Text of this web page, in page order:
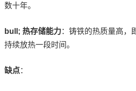
数十年。
bull; 热存储能力：铸铁的热质量高，
持续放热一段时间。
缺点：